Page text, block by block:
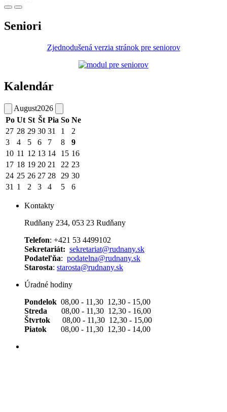
Seniori
Zjednodušená verzia stránok pre seniorov
Kalendár
August2026
Po Ut St Št Pia So Ne
27 28 29 30 31 1
2
3
4 5 6 7 8
9
10 11 12 13 14 15 16
17 18 19 20 21 22 23
24 25 26 27 28 29 30
31 1 2 3 4 5 6
Kontakty
Rudňany 234, 053 23 Rudňany
Telefon: +421 53 4499102
Sekretariát: sekretariat@rudnany.sk
Podateľňa: podatelna@rudnany.sk
Starosta: starosta@rudnany.sk
Úradné hodiny
Pondelok 08,00 - 11,30 12,30 - 15,00
Streda 08,00 - 11,30 12,30 - 16,00
Štvrtok 08,00 - 11,30 12,30 - 15,00
Piatok 08,00 - 11,30 12,30 - 14,00